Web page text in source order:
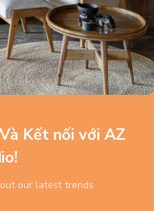
Kết nối với AZ
our latest trends